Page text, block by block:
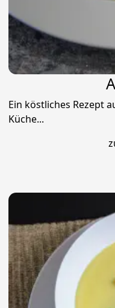
Ein köstliches Rezept
Küche...